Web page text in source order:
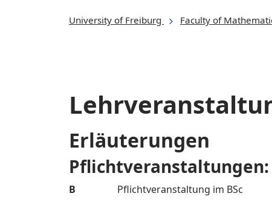
University of Freiburg Faculty of
Erläuterungen
Pflichtveranstaltungen:
B
Pflichtveranstaltung im BSc